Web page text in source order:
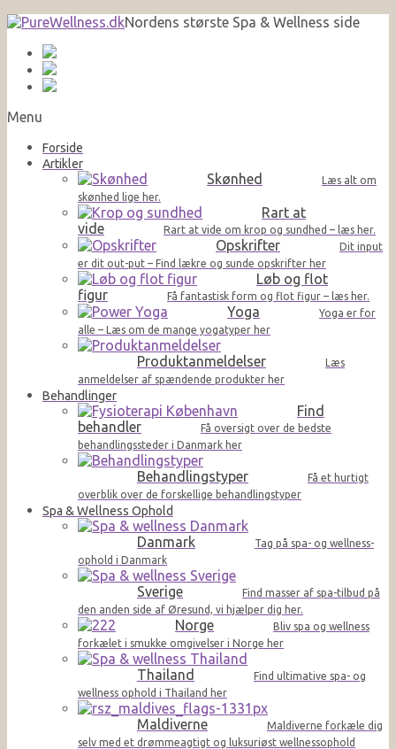
Nordens største Spa & Wellness side
Menu
Forside
Artikler
Skønhed
Læs alt om
skønhed lige her.
Rart at
vide
Rart at vide om krop og sundhed – læs her.
Opskrifter
Dit input
er dit out-put – Find lækre og sunde opskrifter her
Løb og flot
figur
Få fantastisk form og flot figur – læs her.
Yoga
Yoga er for
alle – Læs om de mange yogatyper her
Produktanmeldelser
Læs
anmeldelser af spændende produkter her
Behandlinger
Find
behandler
Få oversigt over de bedste
behandlingssteder i Danmark her
Behandlingstyper
Få et hurtigt
overblik over de forskellige behandlingstyper
Spa & Wellness Ophold
Danmark
Tag på spa- og wellness-
ophold i Danmark
Sverige
Find masser af spa-tilbud på
den anden side af Øresund, vi hjælper dig her.
Norge
Bliv spa og wellness
forkælet i smukke omgivelser i Norge her
Thailand
Find ultimative spa- og
wellness ophold i Thailand her
Maldiverne
Maldiverne forkæle dig
selv med et drømmeagtigt og luksuriøst wellnessophold